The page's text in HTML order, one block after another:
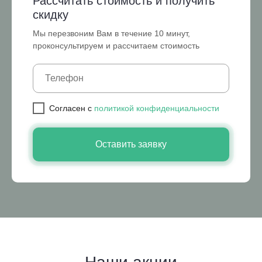
скидку
Мы перезвоним Вам в течение 10 минут,
проконсультируем и рассчитаем стоимость
Cогласен с политикой конфиденциальности
Оставить заявку